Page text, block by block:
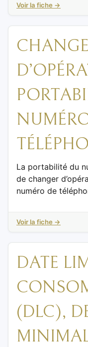
Voir la fiche →
La portabilité du
de changer
numéro de
Voir la fiche →
DATE
(DLC),